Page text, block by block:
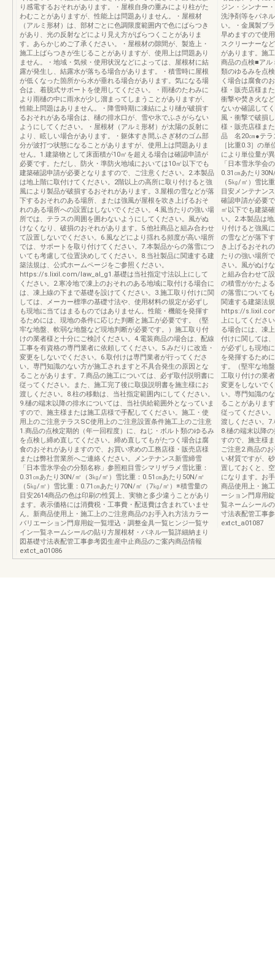
り感電するおそれがあります。・屋根自身の重みにより柱がた
わむことがありますが、性能上は問題ありません。・屋根材
（アルミ形材）は、部材ごとに色調限度範囲内で色にばらつき
があり、光の反射などにより見え方がばらつくことがありま
す。あらかじめご了承ください。・屋根材の隙間が、製造上・
施工上ばらつきが生じることがありますが、使用上は問題あり
ません。・地域・気候・使用状況などによっては、屋根材に結
露が発生し、結露水が落ちる場合があります。・積雪時に屋根
が低くなった箇所から水が垂れる場合があります。気になる場
合は、着脱式サポートを使用してください。・雨樋のたわみに
より雨樋の中に雨水が少し溜まってしまうことがありますが、
性能上問題はありません。・降雪時期に凍結により樋が破損す
るおそれがある場合は、樋の排水口が、雪や氷でふさがらない
ようにしてください。・屋根材（アルミ形材）が太陽の反射に
より、眩しい場合があります。・躯体すき間ふさぎ材のゴム部
分が波打つ状態になることがありますが、使用上は問題ありま
せん。1.建築物として床面積が10㎡を超える場合は確認申請が
必要です。ただし、防火・準防火地域においては10㎡以下でも
建築確認申請が必要となりますので、ご注意ください。2.本製品
は地上階に取付けてください。2階以上の高所に取り付けると強
風により製品が破損するおそれがあります。3.屋根の雪などが落
下するおそれのある場所、または強風が屋根を吹き上げるおそ
れのある場所への設置はしないでください。4.風当たりの強い場
所では、テラスの周囲を囲わないようにしてください。風がぬ
けなくなり、破損のおそれがあります。5.他社商品と組み合わせ
て設置しないでください。6.風などにより揺れる頻度が高い場所
では、サポートを取り付けてください。7.本製品からの落雪につ
いても考慮して位置決めしてください。8.当社製品に関連する建
築法規は、公式ホームページをご参照ください。
https://s.lixil.com/law_al_g1.基礎は当社指定寸法以上にして
ください。2.寒冷地で凍上のおそれのある地域に取付ける場合に
は、凍上線の下まで基礎を設けてください。3.施工取り付けに関
しては、メーカー標準の基礎寸法や、使用材料の規定が必ずし
も現地に当てはまるものではありません。性能・機能を発揮す
るためには、現地の条件に応じた判断と施工が必要です。（堅
牢な地盤、軟弱な地盤など現地判断が必要です。）施工取り付
けの業者様と十分にご検討ください。4.電装商品の場合は、配線
工事を有資格の専門業者に依頼してください。5.みだりに改造・
変更をしないでください。6.取付けは専門業者が行ってくださ
い。専門知識のない方が施工されますと不具合発生の原因とな
ることがあります。7.商品の施工については、必ず取付説明書に
従ってください。また、施工完了後に取扱説明書を施主様にお
渡しください。8.柱の移動は、当社指定範囲内にしてください。
9.樋の端末以降の排水については、当社供給範囲外となっていま
すので、施主様または施工店様で手配してください。施工・使
用上のご注意テラスSC使用上のご注意設置条件施工上のご注意
1.商品の点検定期的（年一回程度）に、ねじ・ボルト類のゆるみ
を点検し締め直してください。締め直してもがたつく場合は腐
食のおそれがありますので、お買い求めの工務店様・販売店様
または弊社営業所へご連絡ください。メンテナンス新雪締雪
「日本雪氷学会の分類名称」参照粗目雪シマリザラメ雪比重：
0.31㎝あたり30N/㎡（3㎏/㎡）雪比重：0.51㎝あたり50N/㎡
（5㎏/㎡）雪比重：0.71㎝あたり70N/㎡（7㎏/㎡）※積雪量の
目安2614商品の色は印刷の性質上、実物と多少違うことがあり
ます。表示価格には消費税・工事費・配送費は含まれていませ
ん。新商品使用上・施工上のご注意商品のお手入れ方法カラー
バリエーション門扉用錠一覧埋込・調整金具一覧ヒンジ一覧サ
イン一覧ネームシールの貼り方屋根材・パネル一覧詳細納まり
図基礎寸法表配管工事参考図生産中止商品のご案内商品情報
extct_a01086
ジン・シンナー
洗浄剤等をパネ
い。・金属製ブ
早めますので使
スクリーナーな
があります。施
商品の点検■アル
類のゆるみを点
く場合は腐食の
様・販売店様ま
衝撃や焚き火な
ないか確認して
風・衝撃で破損
様・販売店様ま
品 名20㎝●テラ
［比重0.3］の
により単位量が
「日本雪氷学会
0.31㎝あたり
（5㎏/㎡）雪比
目安メンテナン
確認申請が必要
㎡以下でも建築
い。2.本製品は
り付けると強風
の雪などが落下
き上げるおそれ
たりの強い場所
さい。風がぬけ
と組み合わせて
の積雪がかたよ
の落雪について
関連する建築法
https://
上にしてくださ
る場合には、凍
付けに関しては
が必ずしも現地
を発揮するため
す。（堅牢な地
工取り付けの業
変更をしないで
い。専門知識の
ることがありま
従ってください
渡しください。
8.樋の端末以降
すので、施主様
ご注意2.商品の
い材質ですが、
置しておくと、
になります。お
商品使用上・施
ーション門扉用
覧ネームシール
寸法表配管工事
extct_a01087